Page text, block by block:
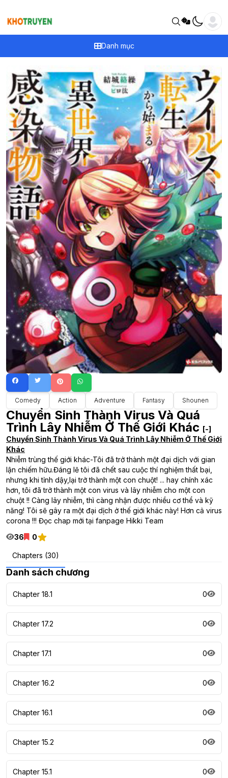
Danh mục
Comedy Action Adventure Fantasy Shounen
Chuyển Sinh Thành Virus Và Quá
Trình Lây Nhiễm Ở Thế Giới Khác [-]
Chuyển Sinh Thành Virus Và Quá Trình Lây Nhiễm Ở Thế Giới
Khác
Nhiễm trùng thế giới khác-Tôi đã trở thành một đại dịch với gian
lận chiếm hữu.Đáng lẽ tôi đã chết sau cuộc thí nghiệm thất bại,
nhưng khi tỉnh dậy,lại trở thành một con chuột! ... hay chính xác
hơn, tôi đã trở thành một con virus và lây nhiễm cho một con
chuột !! Càng lây nhiễm, thì càng nhận được nhiều cơ thể và kỹ
năng! Tôi sẽ gây ra một đại dịch ở thế giới khác này! Hơn cả virus
corona !!! Đọc chap mới tại fanpage Hikki Team
36
0
Chapters (30)
Danh sách chương
Chapter 18.1 0
Chapter 17.2 0
Chapter 17.1 0
Chapter 16.2 0
Chapter 16.1 0
Chapter 15.2 0
Chapter 15.1 0